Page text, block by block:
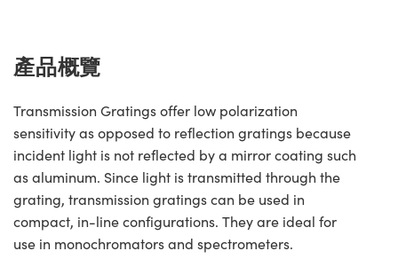
產品概覽
Transmission Gratings offer low polarization
sensitivity as opposed to reflection gratings because
incident light is not reflected by a mirror coating such
as aluminum. Since light is transmitted through the
grating, transmission gratings can be used in
compact, in-line configurations. They are ideal for
use in monochromators and spectrometers.